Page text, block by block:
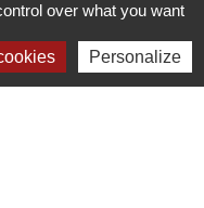
à 12h et 13h30 à
over what you want
Personalize